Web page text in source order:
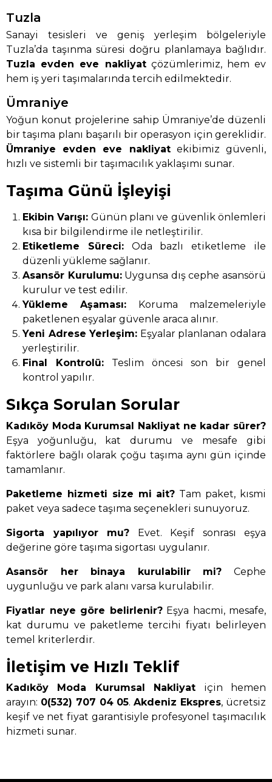
Tuzla
Sanayi tesisleri ve geniş yerleşim bölgeleriyle
Tuzla’da taşınma süresi doğru planlamaya bağlıdır.
Tuzla evden eve nakliyatçözümlerimiz, hem ev
hem iş yeri taşımalarında tercih edilmektedir.
Ümraniye
Yoğun konut projelerine sahip Ümraniye’de düzenli
bir taşıma planı başarılı bir operasyon için gereklidir.
Ümraniye evden eve nakliyatekibimiz güvenli,
hızlı ve sistemli bir taşımacılık yaklaşımı sunar.
Taşıma Günü İşleyişi
Ekibin Varışı: Günün planı ve güvenlik önlemleri
kısa bir bilgilendirme ile netleştirilir.
Etiketleme Süreci:Oda bazlı etiketleme ile
düzenli yükleme sağlanır.
Asansör Kurulumu:Uygunsa dış cephe asansörü
kurulur ve test edilir.
Yükleme Aşaması: Koruma malzemeleriyle
paketlenen eşyalar güvenle araca alınır.
Yeni Adrese Yerleşim: Eşyalar planlanan odalara
yerleştirilir.
Final Kontrolü: Teslim öncesi son bir genel
kontrol yapılır.
Sıkça Sorulan Sorular
Kadıköy Moda Kurumsal Nakliyat ne kadar sürer?
Eşya yoğunluğu, kat durumu ve mesafe gibi
faktörlere bağlı olarak çoğu taşıma aynı gün içinde
tamamlanır.
Paketleme hizmeti size mi ait? Tam paket, kısmi
paket veya sadece taşıma seçenekleri sunuyoruz.
Sigorta yapılıyor mu? Evet. Keşif sonrası eşya
değerine göre taşıma sigortası uygulanır.
Asansör her binaya kurulabilir mi? Cephe
uygunluğu ve park alanı varsa kurulabilir.
Fiyatlar neye göre belirlenir?Eşya hacmi, mesafe,
kat durumu ve paketleme tercihi fiyatı belirleyen
temel kriterlerdir.
İletişim ve Hızlı Teklif
Kadıköy Moda Kurumsal Nakliyat için hemen
arayın: 0(532) 707 04 05.Akdeniz Ekspres, ücretsiz
keşif ve net fiyat garantisiyle profesyonel taşımacılık
hizmeti sunar.